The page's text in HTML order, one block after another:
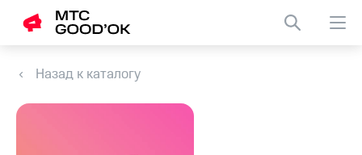
Назад к каталогу